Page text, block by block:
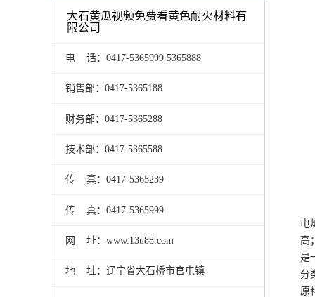
大石黄瓜视频免费看黄色耐火材料有
限公司
电 话：0417-5365999 5365888
销售部：0417-5365188
财务部：0417-5365288
技术部：0417-5365588
传 真：0417-5365239
传 真：0417-5365999
网 址：www.13u88.com
地 址：辽宁省大石桥市官屯镇
电
高
是
分
原